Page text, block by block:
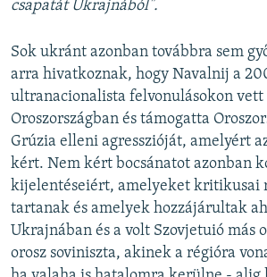
csapatát Ukrajnából".
Sok ukránt azonban továbbra sem
arra hivatkoznak, hogy Navalnij a
ultranacionalista felvonulásokon vett
Oroszországban és támogatta
Grúzia elleni agresszióját, amelyért
kért. Nem kért bocsánatot azonban
kijelentéseiért, amelyeket kritikusai
tartanak és amelyek hozzájárultak
Ukrajnában és a volt Szovjetuió más
orosz soviniszta, akinek a régióra